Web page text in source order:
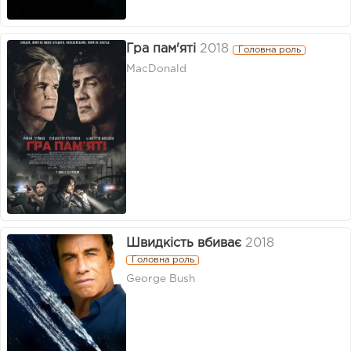
Гра пам'яті 2018 Головна роль
MacDonald
Швидкість вбиває 2018
Головна роль
George Bush